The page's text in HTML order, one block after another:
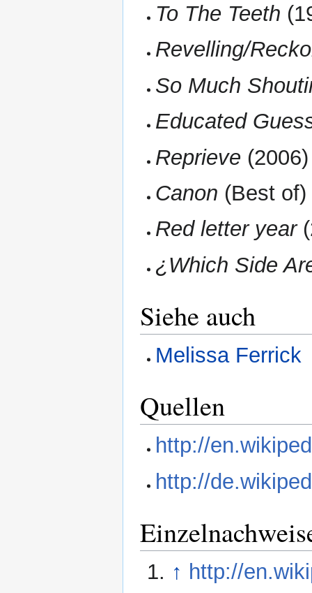
To The Teeth
Revelling/
So Much
Educated
Reprieve (2006)
Canon (Best
Red letter year
¿Which Side
Siehe auch
Melissa Ferrick
Quellen
http://
http://
↑ http://